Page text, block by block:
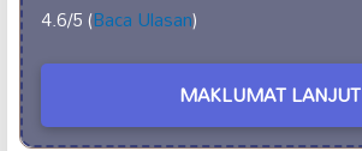
4.6/5 (Baca Ulasan)
MAKLUMAT LANJUT